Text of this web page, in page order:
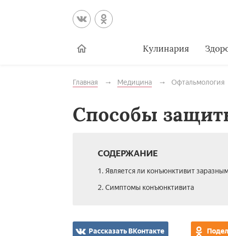
Кулинария
Главная Медицина Офтальмология
Способы
СОДЕРЖАНИЕ
1. Является ли конъюнктивит
2. Симптомы конъюнктивита
Рассказать ВКонтакте